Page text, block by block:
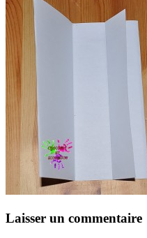
Laisser un commentaire